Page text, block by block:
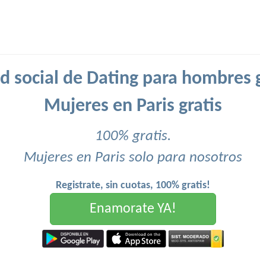
social de Dating para hombres
Mujeres en Paris gratis
100% gratis.
Mujeres en Paris solo para nosotros
Registrate, sin cuotas, 100% gratis!
Enamorate YA!